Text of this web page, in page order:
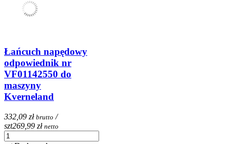
Łańcuch napędowy
odpowiednik nr
VF01142550 do
maszyny
Kverneland
332,09 zł brutto /
szt269,99 zł netto